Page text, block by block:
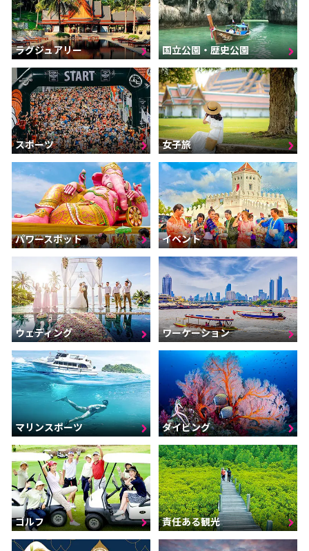
ラグジュアリー 国立公園・歴史公園
スポーツ 女子旅
パワースポット イベント
ウェディング ワーケーション
マリンスポーツ ダイビング
ゴルフ 責任ある観光